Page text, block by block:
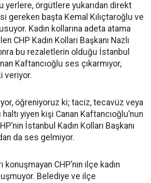
yerlere, örgütlere yukarıdan direkt
gereken başta Kemal Kılıçtaroğlu ve
Kadın kollarına adeta atama
CHP Kadın Kolları Başkanı Nazlı
bu rezaletlerin olduğu İstanbul
Kaftancıoğlu ses çıkarmıyor,
veriyor.
öğreniyoruz ki; taciz, tecavüz veya
yiyen kişi Canan Kaftancıoğlu’nun
İstanbul Kadın Kolları Başkanı
da ses gelmiyor.
konuşmayan CHP’nin ilçe kadın
Belediye ve ilçe